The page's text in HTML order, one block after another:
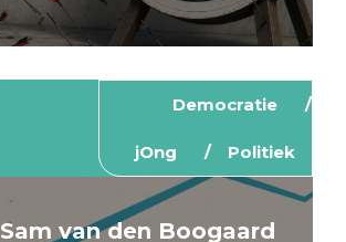
Democratie
jOng Politiek
Sam van den Boogaard